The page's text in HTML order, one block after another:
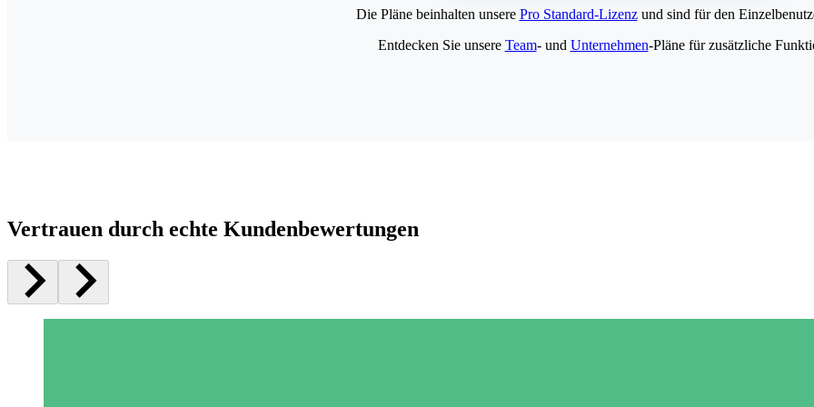
Die Pläne beinhalten unsere Pro Standard-Lizenzund sind für den
Entdecken Sie unsere Team- und Unternehmen-Pläne für zusätzliche
Vertrauen durch echte Kundenbewertungen